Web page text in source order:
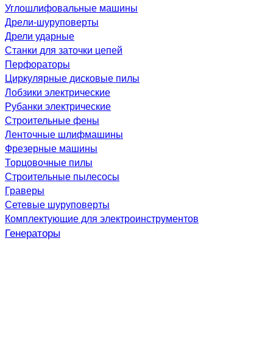
Углошлифовальные машины
Дре­ли-шу­рупо­вер­ты
Дрели ударные
Станки для заточки цепей
Перфораторы
Циркулярные дисковые пилы
Лобзики электрические
Рубанки электрические
Строительные фены
Ленточные шлифмашины
Фрезерные машины
Торцовочные пилы
Строительные пылесосы
Граверы
Сетевые шуруповерты
Комплектующие для электроинструментов
Генераторы